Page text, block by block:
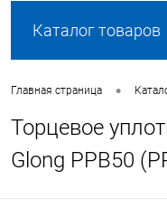
Каталог товаров
Главная страница •
Торцевое
Glong PPB50